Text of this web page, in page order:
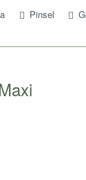
Pinsel